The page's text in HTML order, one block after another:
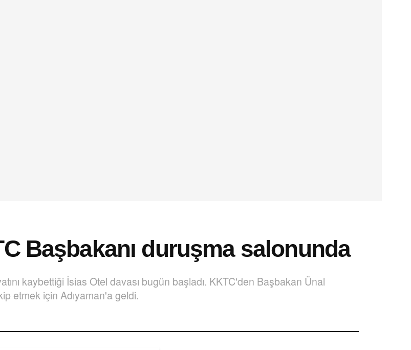
Başbakanı duruşma salonunda
kaybettiği İsias Otel davası bugün başladı. KKTC'den Başbakan Ünal
etmek için Adıyaman'a geldi.